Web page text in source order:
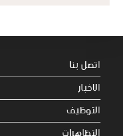
اتصل بنا
الاخبار
التوظيف